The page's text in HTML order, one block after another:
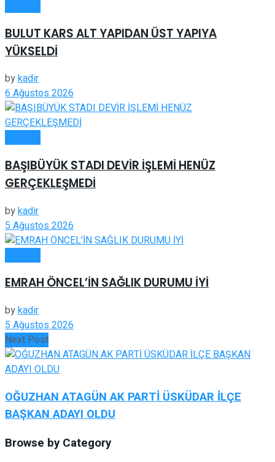
BULUT KARS ALT YAPIDAN ÜST YAPIYA
YÜKSELDİ
bykadir
6 Ağustos 2026
BAŞIBÜYÜK STADI DEVİR İŞLEMİ HENÜZ
GERÇEKLEŞMEDİ
bykadir
5 Ağustos 2026
EMRAH ÖNCEL’İN SAĞLIK DURUMU İYİ
bykadir
5 Ağustos 2026
Next Post
OĞUZHAN ATAGÜN AK PARTİ ÜSKÜDAR İLÇE
BAŞKAN ADAYI OLDU
Browse by Category